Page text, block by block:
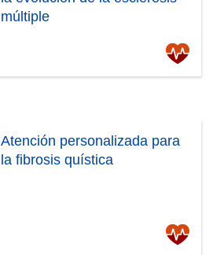
)
múltiple
Atención personalizada para
la fibrosis quística